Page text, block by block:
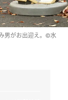
男がお出迎え。©水